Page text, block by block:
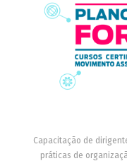
Capacitação de
práticas de